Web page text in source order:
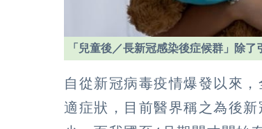
「兒童後／長新冠感染後症候群」除
自從新冠病毒疫情爆發以來
適症狀，目前醫界稱之為後